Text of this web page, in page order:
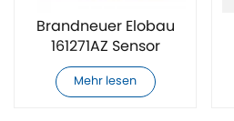
Brandneuer Elobau
161271AZ Sensor
Mehr lesen